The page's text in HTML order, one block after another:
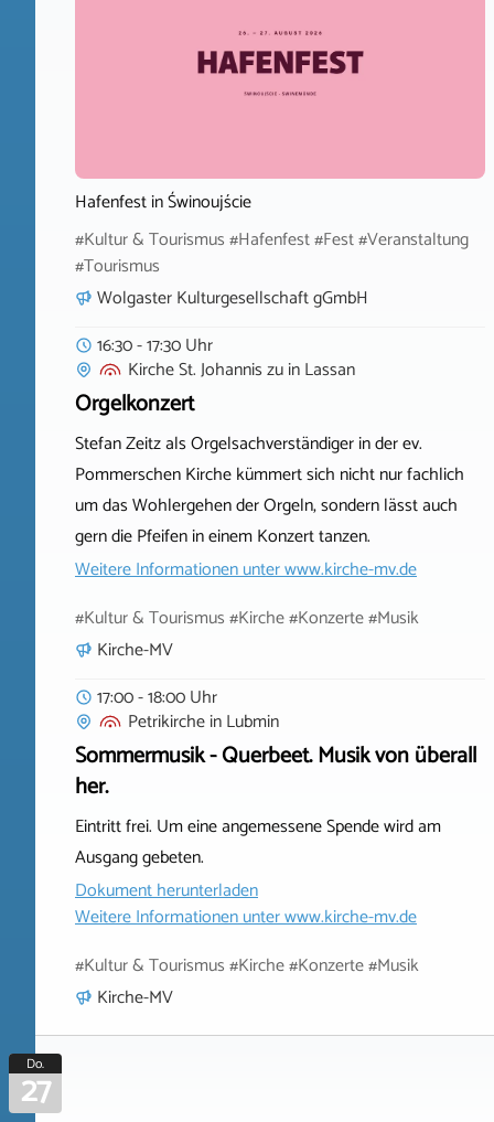
Hafenfest in Świnoujście
#Kultur & Tourismus #Hafenfest #Fest #Veranstaltung
#Tourismus
Wolgaster Kulturgesellschaft gGmbH
16:30 - 17:30 Uhr
Kirche St. Johannis zuinLassan
Orgelkonzert
Stefan Zeitz als Orgelsachverständiger in der ev.
Pommerschen Kirche kümmert sich nicht nur fachlich
um das Wohlergehen der Orgeln, sondern lässt auch
gern die Pfeifen in einem Konzert tanzen.
Weitere Informationen unterwww.kirche-mv.de
#Kultur & Tourismus #Kirche #Konzerte #Musik
Kirche-MV
17:00 - 18:00 Uhr
PetrikircheinLubmin
Sommermusik - Querbeet. Musik von überall
her.
Eintritt frei. Um eine angemessene Spende wird am
Ausgang gebeten.
Dokument herunterladen
Weitere Informationen unterwww.kirche-mv.de
#Kultur & Tourismus #Kirche #Konzerte #Musik
Kirche-MV
Do.
27